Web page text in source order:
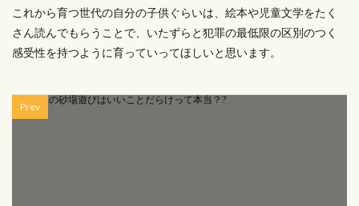
これから育つ世代の自分の子供ぐらいは、絵本や児童文学をたく
さん読んでもらうことで、いたずらと犯罪の最低限の区別のつく
感受性を持つように育っていってほしいと思います。
Prev